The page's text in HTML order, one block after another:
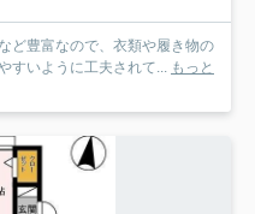
ど豊富なので、衣類や履き物の
すいように工夫されて... もっと